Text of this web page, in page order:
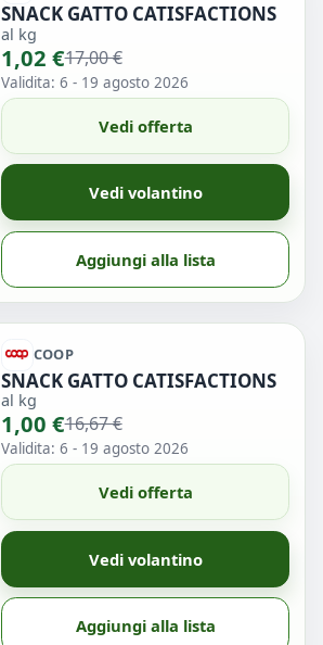
SNACK GATTO CATISFACTIONS
al kg
1,02 €17,00 €
Validita: 6 - 19 agosto 2026
Vedi offerta
Vedi volantino
Aggiungi alla lista
COOP
SNACK GATTO CATISFACTIONS
al kg
1,00 €16,67 €
Validita: 6 - 19 agosto 2026
Vedi offerta
Vedi volantino
Aggiungi alla lista